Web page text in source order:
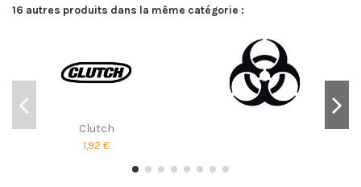
16 autres produits dans la même catégorie :
Clutch
1,92 €